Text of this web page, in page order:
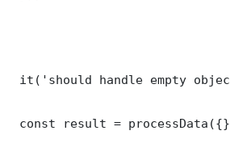
it('should handle empty
const result =